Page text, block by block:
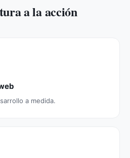
a la acción
a medida.